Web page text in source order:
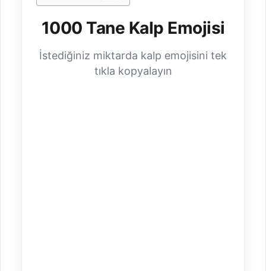
1000 Tane Kalp Emojisi
İstediğiniz miktarda kalp emojisini tek
tıkla kopyalayın